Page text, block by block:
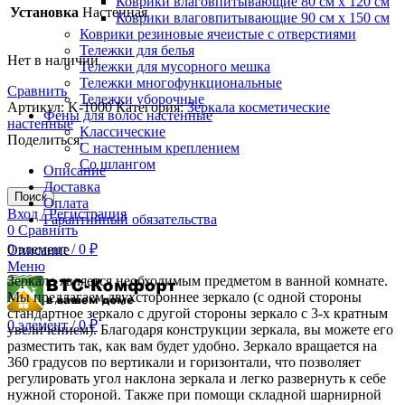
Коврики влаговпитывающие 90 см х 150 см
Коврики резиновые ячеистые с отверстиями
Тележки для белья
Тележки для мусорного мешка
Тележки многофункциональные
Тележки уборочные
Фены для волос настенные
Классические
С настенным креплением
Со шлангом
Поиск
Вход / Регистрация
0 Сравнить
0элемент / 0 ₽
Меню
0элемент / 0₽
Установка Настенная
Нет в наличии
Сравнить
Артикул:K-1000Категория: Зеркала косметические
настенные
Поделиться:
Описание
Доставка
Оплата
Гарантийный обязательства
Описание
Зеркало является необходимым предметом в ванной комнате.
Мы предлагаем двухстороннее зеркало (с одной стороны
стандартное зеркало с другой стороны зеркало с 3-х кратным
увеличением). Благодаря конструкции зеркала, вы можете его
разместить так, как вам будет удобно. Зеркало вращается на
360 градусов по вертикали и горизонтали, что позволяет
регулировать угол наклона зеркала и легко развернуть к себе
нужной стороной. Также при помощи складной шарнирной